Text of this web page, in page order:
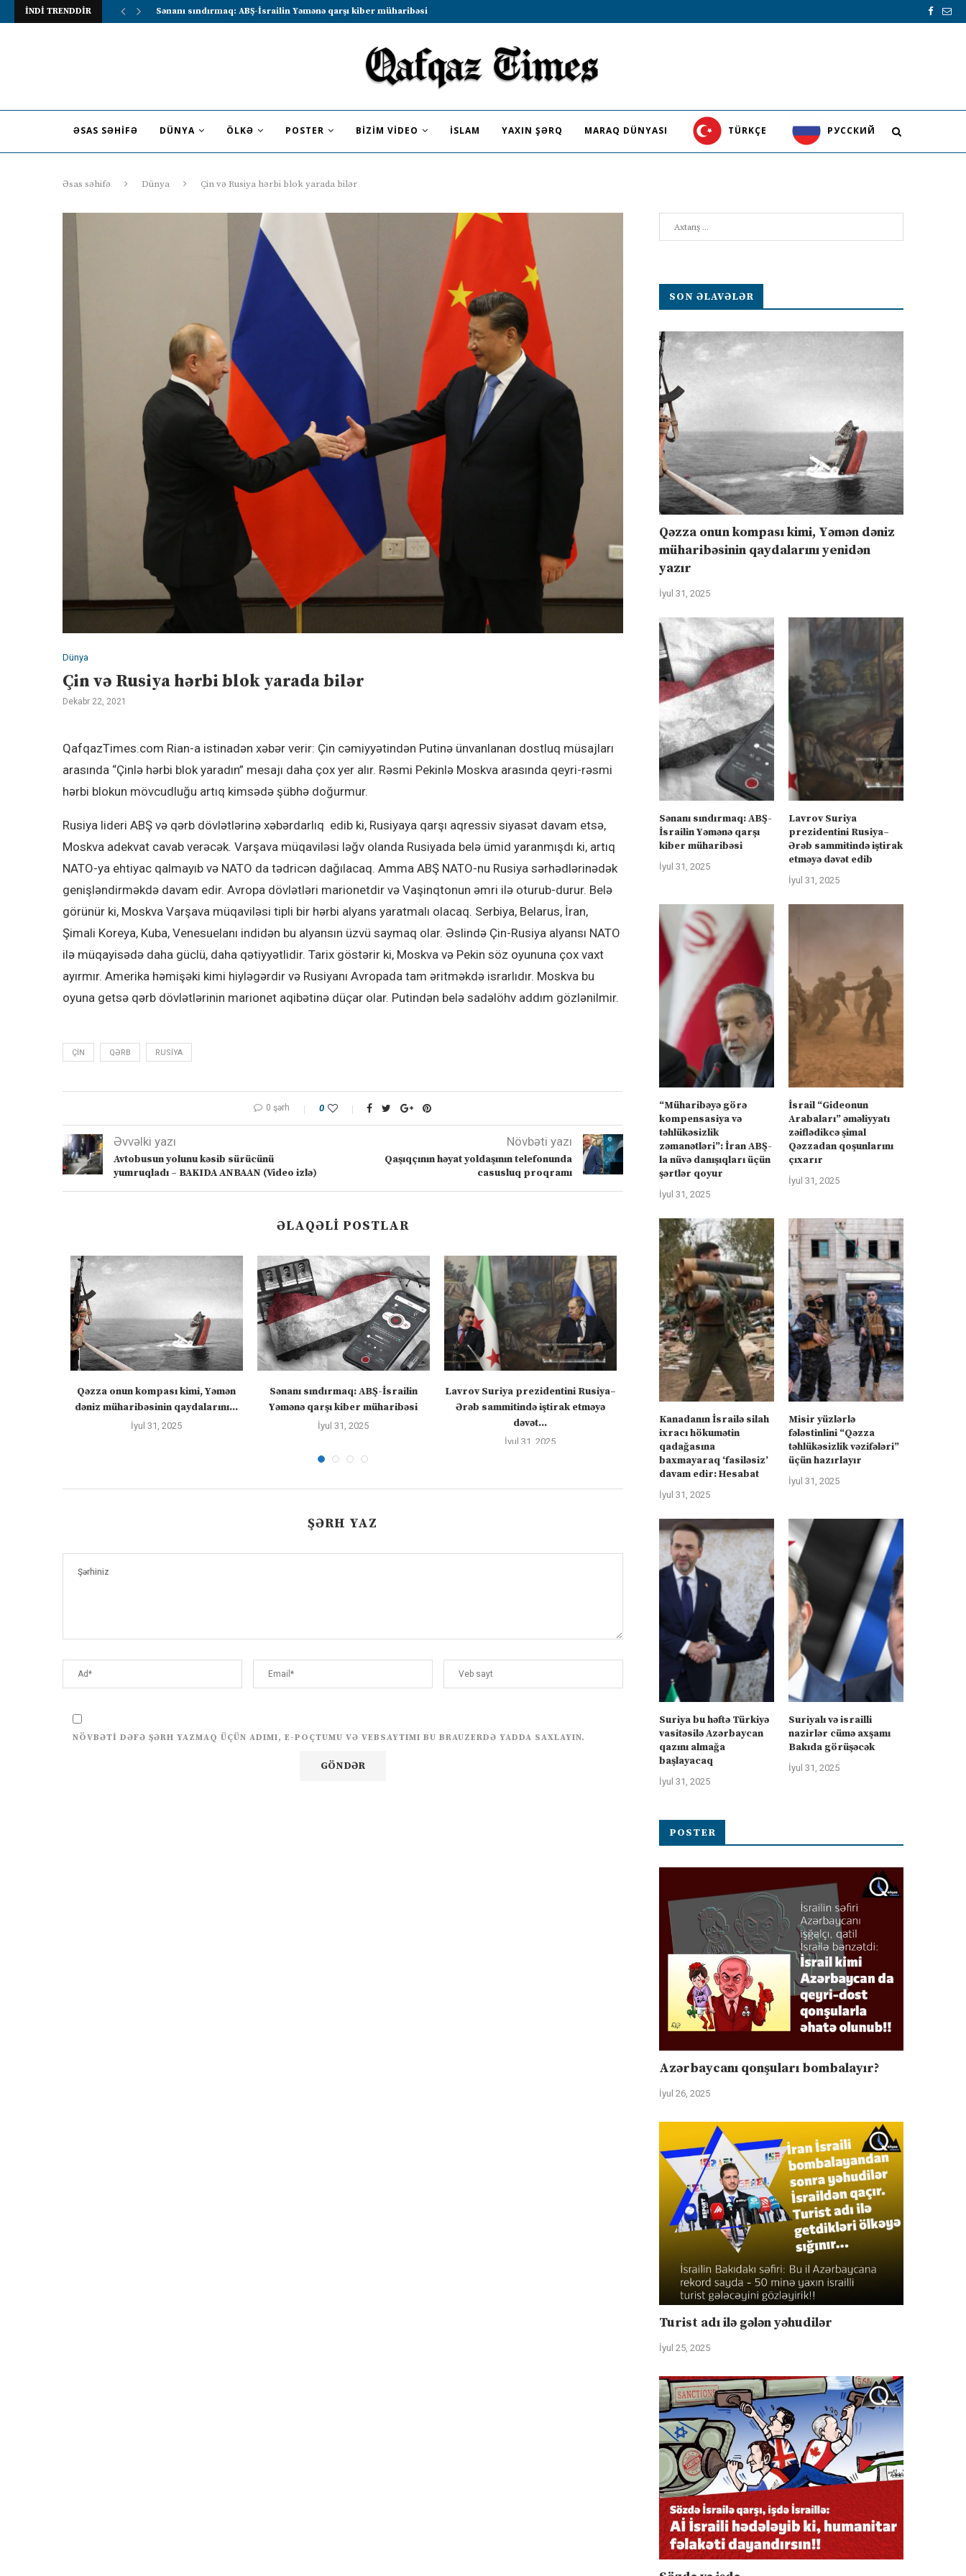
İNDİ TRENDDİR Lavrov Suriya prezidentini Rusiya–Ərəb sammitində iştirak etməyə dəvət...
ƏSAS SƏHIFƏ DÜNYA ÖLKƏ POSTER BIZIM VIDEO İSLAM YAXIN ŞƏRQ MARAQ DÜNYASI TÜRKÇE PУССКИЙ
Əsas səhifə Dünya Çin və Rusiya hərbi blok yarada bilər
Dünya
Çin və Rusiya hərbi blok yarada bilər
Dekabr 22, 2021
QafqazTimes.com Rian-a istinadən xəbər verir: Çin cəmiyyətindən Putinə ünvanlanan dostluq müsajları
arasında “Çinlə hərbi blok yaradın” mesajı daha çox yer alır. Rəsmi Pekinlə Moskva arasında qeyri-rəsmi
hərbi blokun mövcudluğu artıq kimsədə şübhə doğurmur.
Rusiya lideri ABŞ və qərb dövlətlərinə xəbərdarlıq edib ki, Rusiyaya qarşı aqressiv siyasət davam etsə,
Moskva adekvat cavab verəcək. Varşava müqaviləsi ləğv olanda Rusiyada belə ümid yaranmışdı ki, artıq
NATO-ya ehtiyac qalmayıb və NATO da tədricən dağılacaq. Amma ABŞ NATO-nu Rusiya sərhədlərinədək
genişləndirməkdə davam edir. Avropa dövlətləri marionetdir və Vaşinqtonun əmri ilə oturub-durur. Belə
görünür ki, Moskva Varşava müqaviləsi tipli bir hərbi alyans yaratmalı olacaq. Serbiya, Belarus, İran,
Şimali Koreya, Kuba, Venesuelanı indidən bu alyansın üzvü saymaq olar. Əslində Çin-Rusiya alyansı NATO
ilə müqayisədə daha güclü, daha qətiyyətlidir. Tarix göstərir ki, Moskva və Pekin söz oyununa çox vaxt
ayırmır. Amerika həmişəki kimi hiyləgərdir və Rusiyanı Avropada tam əritməkdə israrlıdır. Moskva bu
oyuna getsə qərb dövlətlərinin marionet aqibətinə düçar olar. Putindən belə sadəlöhv addım gözlənilmir.
ÇIN QƏRB RUSIYA
0 şərh 0
Əvvəlki yazı
Avtobusun yolunu kəsib sürücünü
yumruqladı – BAKIDA ANBAAN (Video izlə)
Növbəti yazı
Qaşıqçının həyat yoldaşının telefonunda
casusluq proqramı
ƏLAQƏLI POSTLAR
Qəzza onun kompası kimi, Yəmən
dəniz müharibəsinin qaydalarını...
İyul 31, 2025
Sənanı sındırmaq: ABŞ-İsrailin
Yəmənə qarşı kiber müharibəsi
İyul 31, 2025
Lavrov Suriya prezidentini Rusiya–
Ərəb sammitində iştirak etməyə
dəvət...
İyul 31, 2025
“Müharibəyə görə kompensasiya və
ABŞ-la...
Kanadanın İsrailə silah
İyul 31, 2025
ŞƏRH YAZ
NÖVBƏTI DƏFƏ ŞƏRH YAZMAQ ÜÇÜN ADIMI, E-POÇTUMU VƏ VEBSAYTIMI BU BRAUZERDƏ YADDA SAXLAYIN.
SON ƏLAVƏLƏR
Qəzza onun kompası kimi, Yəmən dəniz
müharibəsinin qaydalarını yenidən
yazır
İyul 31, 2025
Sənanı sındırmaq: ABŞ-
İsrailin Yəmənə qarşı
kiber müharibəsi
İyul 31, 2025
Lavrov Suriya
prezidentini Rusiya–
Ərəb sammitində iştirak
etməyə dəvət edib
İyul 31, 2025
“Müharibəyə görə
kompensasiya və
təhlükəsizlik
zəmanətləri”: İran ABŞ-
la nüvə danışıqları üçün
şərtlər qoyur
İyul 31, 2025
İsrail “Gideonun
Arabaları” əməliyyatı
zəiflədikcə şimal
Qəzzadan qoşunlarını
çıxarır
İyul 31, 2025
Kanadanın İsrailə silah
ixracı hökumətin
qadağasına
baxmayaraq ‘fasiləsiz’
davam edir: Hesabat
İyul 31, 2025
Misir yüzlərlə
fələstinlini “Qəzza
təhlükəsizlik vəzifələri”
üçün hazırlayır
İyul 31, 2025
Suriya bu həftə Türkiyə
vasitəsilə Azərbaycan
qazını almağa
başlayacaq
İyul 31, 2025
Suriyalı və israilli
nazirlər cümə axşamı
Bakıda görüşəcək
İyul 31, 2025
POSTER
Azərbaycanı qonşuları bombalayır?
İyul 26, 2025
Turist adı ilə gələn yəhudilər
İyul 25, 2025